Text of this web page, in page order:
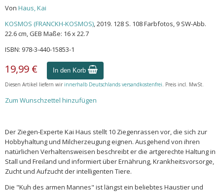
Von Haus, Kai
KOSMOS (FRANCKH-KOSMOS), 2019. 128 S. 108 Farbfotos, 9 SW-Abb.
22.6 cm, GEB Maße: 16 x 22.7
ISBN: 978-3-440-15853-1
19,99 € In den Korb
Diesen Artikel liefern wir innerhalb Deutschlands versandkostenfrei. Preis incl. MwSt.
Zum Wunschzettel hinzufügen
Der Ziegen-Experte Kai Haus stellt 10 Ziegenrassen vor, die sich zur
Hobbyhaltung und Milcherzeugung eignen. Ausgehend von ihren
natürlichen Verhaltensweisen beschreibt er die artgerechte Haltung in
Stall und Freiland und informiert über Ernährung, Krankheitsvorsorge,
Zucht und Aufzucht der intelligenten Tiere.
Die "Kuh des armen Mannes" ist längst ein beliebtes Haustier und